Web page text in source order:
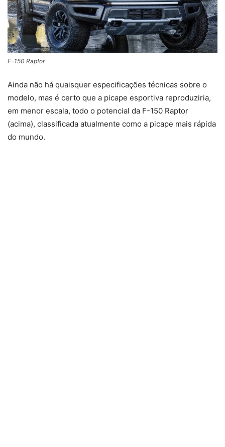
F-150 Raptor
Ainda não há quaisquer especificações técnicas sobre o
modelo, mas é certo que a picape esportiva reproduziria,
em menor escala, todo o potencial da F-150 Raptor
(acima), classificada atualmente como a picape mais rápida
do mundo.